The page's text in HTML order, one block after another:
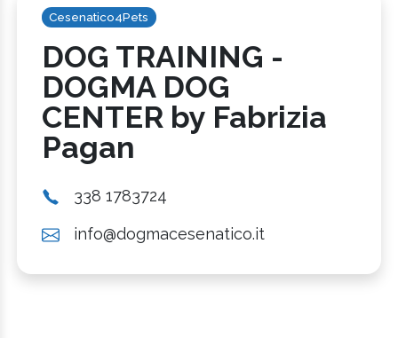
Cesenatico4Pets
DOG TRAINING -
DOGMA DOG
CENTER by Fabrizia
Pagan
338 1783724
info@dogmacesenatico.it